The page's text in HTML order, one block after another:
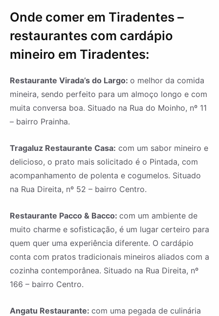
Onde comer em Tiradentes –
restaurantes com cardápio
mineiro em Tiradentes:
Restaurante Virada’s do Largo: o melhor da comida
mineira, sendo perfeito para um almoço longo e com
muita conversa boa. Situado na Rua do Moinho, nº 11
– bairro Prainha.
Tragaluz Restaurante Casa: com um sabor mineiro e
delicioso, o prato mais solicitado é o Pintada, com
acompanhamento de polenta e cogumelos. Situado
na Rua Direita, nº 52 – bairro Centro.
Restaurante Pacco & Bacco: com um ambiente de
muito charme e sofisticação, é um lugar certeiro para
quem quer uma experiência diferente. O cardápio
conta com pratos tradicionais mineiros aliados com a
cozinha contemporânea. Situado na Rua Direita, nº
166 – bairro Centro.
Angatu Restaurante: com uma pegada de culinária